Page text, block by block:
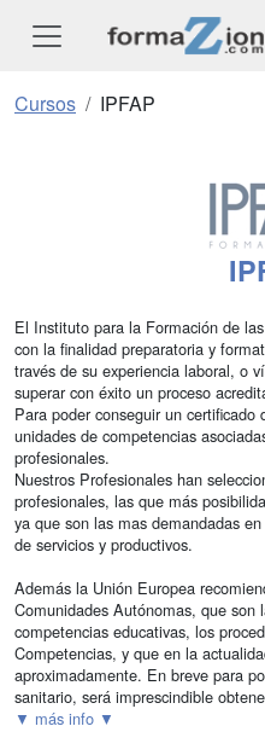
Cursos IPFAP
El Instituto para la Formación de
con la finalidad preparatoria y
través de su experiencia laboral, o
superar con éxito un proceso
Para poder conseguir un
unidades de competencias
profesionales.
Nuestros Profesionales han
profesionales, las que más
ya que son las mas demandadas
de servicios y productivos.
Además la Unión Europea
Comunidades Autónomas, que son
competencias educativas, los
Competencias, y que en la
aproximadamente. En breve para
sanitario, será imprescindible
▼ más info ▼